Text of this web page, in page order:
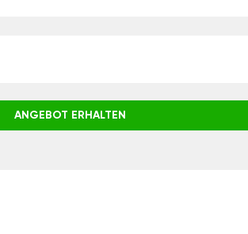
ANGEBOT ERHALTEN